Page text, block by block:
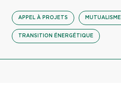
APPEL À PROJETS MUTUALISME
TRANSITION ÉNERGÉTIQUE